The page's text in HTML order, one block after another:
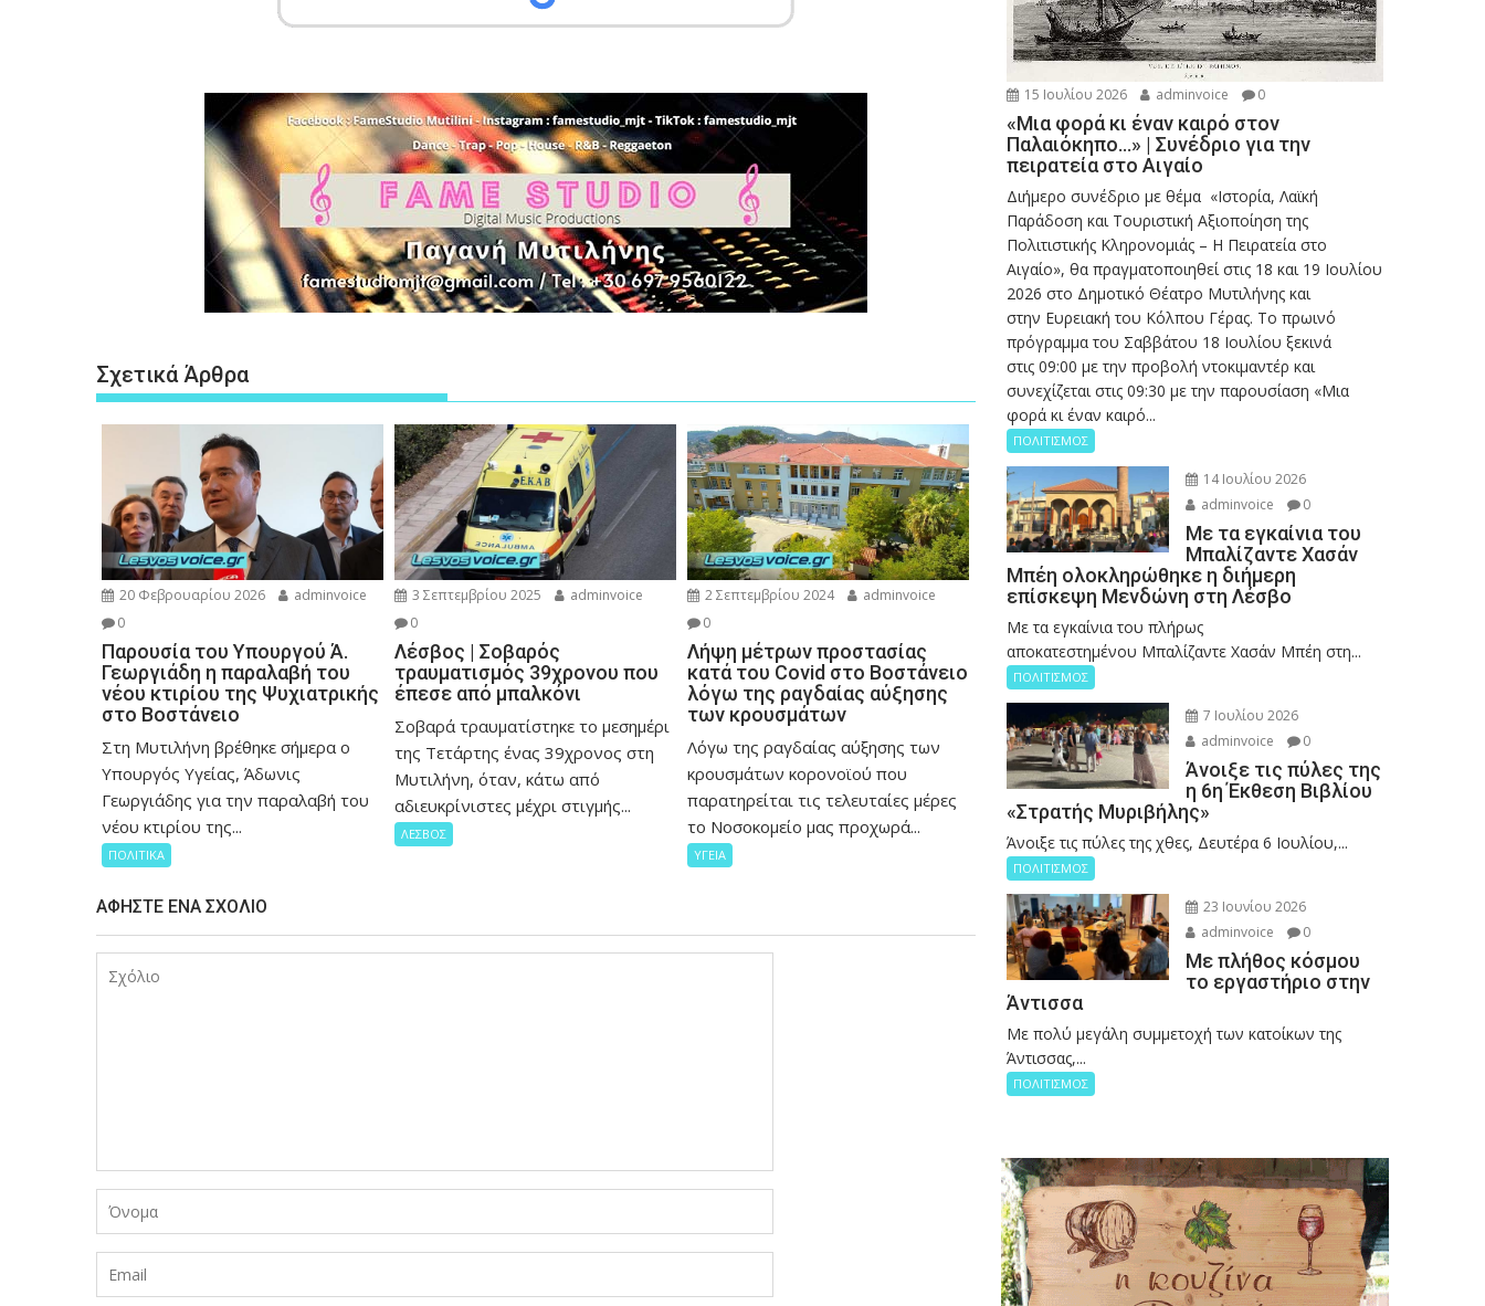
Σχετικά Άρθρα
20 Φεβρουαρίου 2026
adminvoice
0
Παρουσία του Υπουργού Ά.
Γεωργιάδη η παραλαβή του
νέου κτιρίου της Ψυχιατρικής
στο Βοστάνειο
Στη Μυτιλήνη βρέθηκε σήμερα ο
Υπουργός Υγείας, Άδωνις
Γεωργιάδης για την παραλαβή του
νέου κτιρίου της...
ΠΟΛΙΤΙΚΑ
3 Σεπτεμβρίου 2025
adminvoice
0
Λέσβος | Σοβαρός
τραυματισμός 39χρονου που
έπεσε από μπαλκόνι
Σοβαρά τραυματίστηκε το μεσημέρι
της Τετάρτης ένας 39χρονος στη
Μυτιλήνη, όταν, κάτω από
αδιευκρίνιστες μέχρι στιγμής...
ΛΕΣΒΟΣ
2 Σεπτεμβρίου 2024
adminvoice
0
Λήψη μέτρων προστασίας
κατά του Covid στο Βοστάνειο
λόγω της ραγδαίας αύξησης
των κρουσμάτων
Λόγω της ραγδαίας αύξησης των
κρουσμάτων κορονοϊού που
παρατηρείται τις τελευταίες μέρες
το Νοσοκομείο μας προχωρά...
ΥΓΕΙΑ
ΑΦΉΣΤΕ ΈΝΑ ΣΧΌΛΙΟ
15 Ιουλίου 2026 adminvoice 0
«Μια φορά κι έναν καιρό στον
Παλαιόκηπο…» | Συνέδριο για την
πειρατεία στο Αιγαίο
Διήμερο συνέδριο με θέμα «Ιστορία, Λαϊκή
Παράδοση και Τουριστική Αξιοποίηση της
Πολιτιστικής Κληρονομιάς – Η Πειρατεία στο
Αιγαίο», θα πραγματοποιηθεί στις 18 και 19 Ιουλίου
2026 στο Δημοτικό Θέατρο Μυτιλήνης και
στην Ευρειακή του Κόλπου Γέρας. Το πρωινό
πρόγραμμα του Σαββάτου 18 Ιουλίου ξεκινά
στις 09:00 με την προβολή ντοκιμαντέρ και
συνεχίζεται στις 09:30 με την παρουσίαση «Μια
φορά κι έναν καιρό...
ΠΟΛΙΤΙΣΜΟΣ
14 Ιουλίου 2026
adminvoice
0
Με τα εγκαίνια του
Μπαλίζαντε Χασάν
Μπέη ολοκληρώθηκε η διήμερη
επίσκεψη Μενδώνη στη Λέσβο
Με τα εγκαίνια του πλήρως
αποκατεστημένου Μπαλίζαντε Χασάν Μπέη στη...
ΠΟΛΙΤΙΣΜΟΣ
7 Ιουλίου 2026
adminvoice
0
Άνοιξε τις πύλες της
η 6η Έκθεση Βιβλίου
«Στρατής Μυριβήλης»
Άνοιξε τις πύλες της χθες, Δευτέρα 6 Ιουλίου,...
ΠΟΛΙΤΙΣΜΟΣ
23 Ιουνίου 2026
adminvoice
0
Με πλήθος κόσμου
το εργαστήριο στην
Άντισσα
Με πολύ μεγάλη συμμετοχή των κατοίκων της
Άντισσας,...
ΠΟΛΙΤΙΣΜΟΣ